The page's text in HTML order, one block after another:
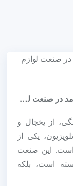
تحلیل نسبت هزینه‌های Outbound به درآمد در صنعت لوازم خانگی
از یخچال و
یکی از
است. این صنعت
است، بلکه